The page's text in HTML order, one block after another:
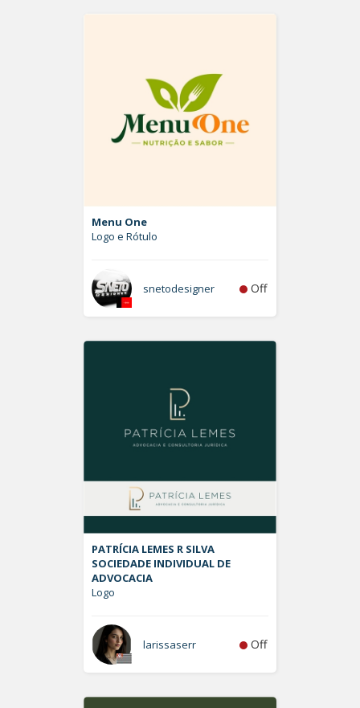
Menu One
Logo e Rótulo
snetodesigner Off
PATRÍCIA LEMES R SILVA
SOCIEDADE INDIVIDUAL DE
ADVOCACIA
Logo
larissaserr Off